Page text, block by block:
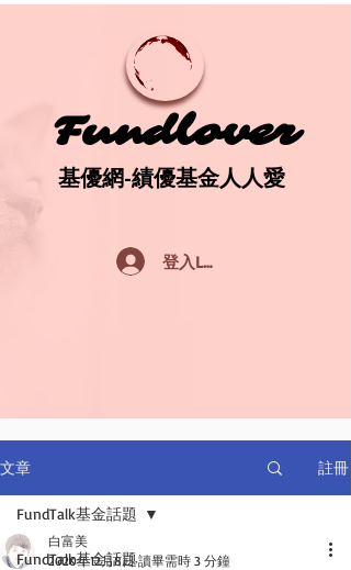
Fundlover
Fundlover
基優網-績優基金人人愛
基優網-績優基金人人愛
登入Log In
文章 註冊
FundTalk基金話題
FundTalk基金話題
白富美
2020年12月8日 讀畢需時 3 分鐘